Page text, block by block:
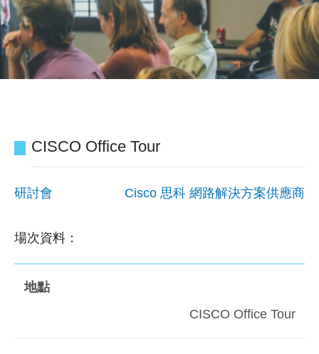
CISCO Office Tour
研討會 Cisco 思科 網路解決方案供應商
場次資料：
CISCO Office Tour